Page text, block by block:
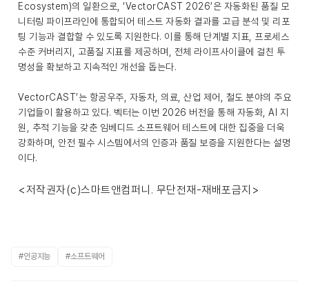
Ecosystem)의 일환으로, ‘VectorCAST 2026’은 자동화된 품질 모
니터링 파이프라인에 통합되어 테스트 자동화 결과를 고급 분석 및 리포
팅 기능과 결합할 수 있도록 지원한다. 이를 통해 단계별 지표, 프로세스
수준 커버리지, 고품질 지표를 제공하며, 전체 라이프사이클에 걸친 투
명성을 확보하고 지속적인 개선을 돕는다.
VectorCAST’는 항공우주, 자동차, 의료, 산업 제어, 철도 분야의 주요
기업들이 활용하고 있다. 벡터는 이번 2026 버전을 통해 자동화, AI 지
원, 추적 기능을 갖춘 임베디드 소프트웨어 테스트에 대한 집중을 더욱
강화하며, 안전 필수 시스템에서의 인증과 품질 보증을 지원한다는 설명
이다.
<저작권자(c)스마트앤컴퍼니. 무단전재-재배포금지>
#인공지능 #소프트웨어